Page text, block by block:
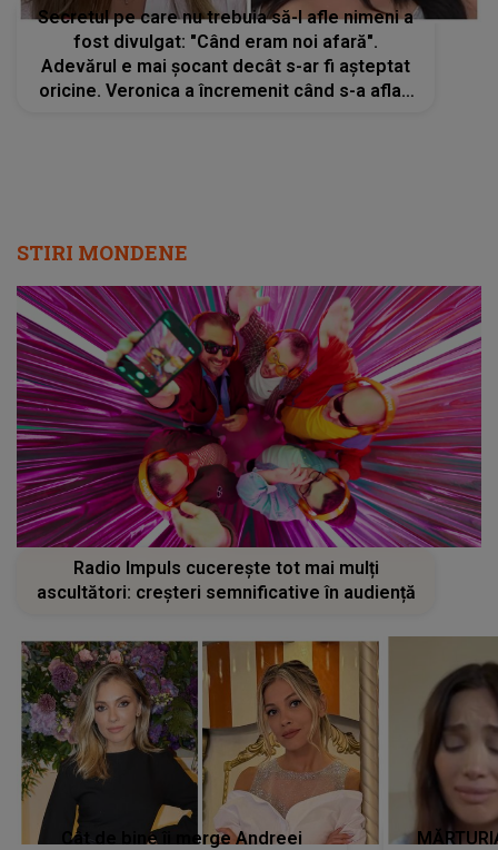
Secretul pe care nu trebuia să-l afle nimeni a
fost divulgat: "Când eram noi afară".
Adevărul e mai șocant decât s-ar fi așteptat
oricine. Veronica a încremenit când s-a aflat.
STIRI MONDENE
Radio Impuls cucerește tot mai mulți
ascultători: creșteri semnificative în audiență
Cât de bine îi merge Andreei